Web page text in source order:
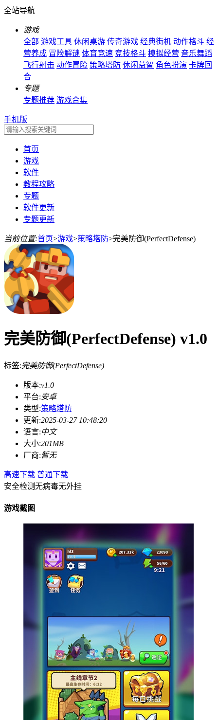
全站导航
游戏
全部 游戏工具 休闲桌游 传奇游戏 经典街机 动作格斗 经
营养成 冒险解谜 体育竞速 竞技格斗 模拟经营 音乐舞蹈
飞行射击 动作冒险 策略塔防 休闲益智 角色扮演 卡牌回
合
专题
专题推荐 游戏合集
手机版
首页
游戏
软件
教程攻略
专题
软件更新
专题更新
当前位置:首页>游戏>策略塔防>完美防御(PerfectDefense)
完美防御(PerfectDefense) v1.0
标签:完美防御(PerfectDefense)
版本:v1.0
平台:安卓
类型:策略塔防
更新:2025-03-27 10:48:20
语言:中文
大小:201MB
厂商:暂无
高速下载 普通下载
安全检测无病毒无外挂
游戏截图